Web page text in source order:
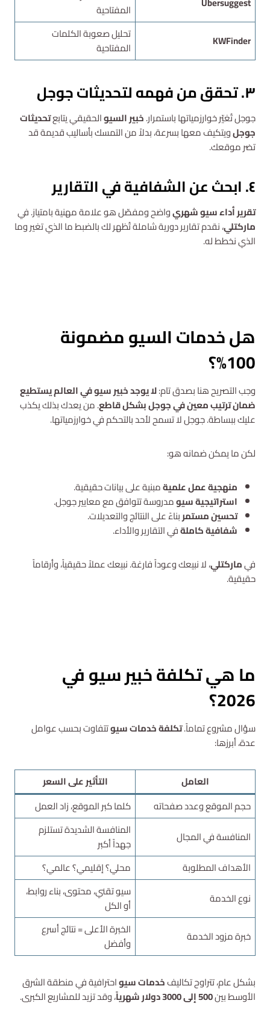
المفتاحية
KWFinder
تحليل صعوبة الكلمات
المفتاحية
٣. تحقق من فهمه لتحديثات جوجل
جوجل تُغيّر خوارزمياتها باستمرار.خبير السيوالحقيقي يتابعتحديثات
جوجلويتكيف معها بسرعة، بدلاً من التمسك بأساليب قديمة قد
تضر موقعك.
٤. ابحث عن الشفافية في التقارير
تقرير أداء سيو شهريواضح ومفصّل هو علامة مهنية بامتياز. في
ماركتلي، نقدم تقارير دورية شاملة تُظهر لك بالضبط ما الذي تغير وما
الذي نخطط له.
هل خدمات السيو مضمونة
100%؟
وجب التصريح هنا بصدق تام:لا يوجد خبير سيو في العالم يستطيع
ضمان ترتيب معين في جوجل بشكل قاطع. من يعدك بذلك يكذب
عليك ببساطة. جوجل لا تسمح لأحد بالتحكم في خوارزمياتها.
لكن ما يمكن ضمانه هو:
منهجية عمل علميةمبنية على بيانات حقيقية.
استراتيجية سيومدروسة تتوافق مع معايير جوجل.
تحسين مستمربناءً على النتائج والتعديلات.
شفافية كاملةفي التقارير والأداء.
فيماركتلي، لا نبيعك وعوداً فارغة. نبيعك عملاً حقيقياً، وأرقاماً
حقيقية.
ما هي تكلفة خبير سيو في
2026؟
سؤال مشروع تماماً.تكلفة خدمات سيوتتفاوت بحسب عوامل
عدة، أبرزها:
العامل
التأثير على السعر
حجم الموقع وعدد صفحاته
كلما كبر الموقع، زاد العمل
المنافسة في المجال
المنافسة الشديدة تستلزم
جهداً أكبر
الأهداف المطلوبة
محلي؟ إقليمي؟ عالمي؟
نوع الخدمة
سيو تقني، محتوى، بناء روابط،
أو الكل
خبرة مزود الخدمة
الخبرة الأعلى = نتائج أسرع
وأفضل
بشكل عام، تتراوح تكاليفخدمات سيواحترافية في منطقة الشرق
الأوسط بين500 إلى 3000 دولار شهرياً
، وقد تزيد للمشاريع الكبرى.